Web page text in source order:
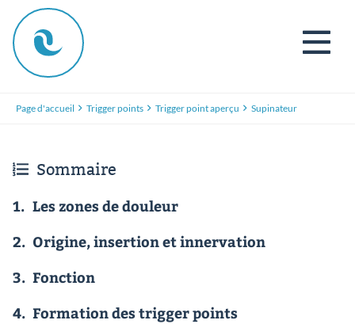
Page d'accueil Trigger points Trigger point aperçu Supinateur
Sommaire
1. Les zones de douleur
2. Origine, insertion et innervation
3. Fonction
4. Formation des trigger points